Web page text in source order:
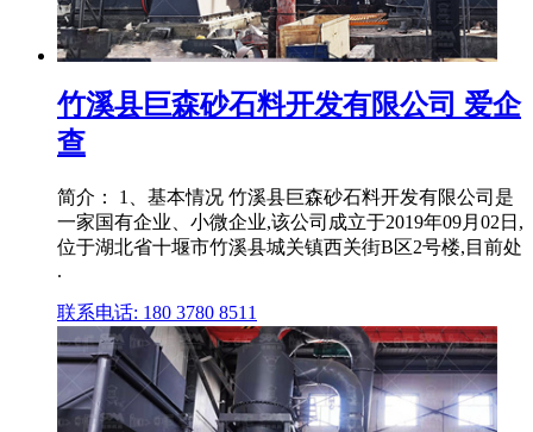
竹溪县巨森砂石料开发有限公司 爱企
查
简介： 1、基本情况 竹溪县巨森砂石料开发有限公司是
一家国有企业、小微企业,该公司成立于2019年09月02日,
位于湖北省十堰市竹溪县城关镇西关街B区2号楼,目前处
.
联系电话: 180 3780 8511